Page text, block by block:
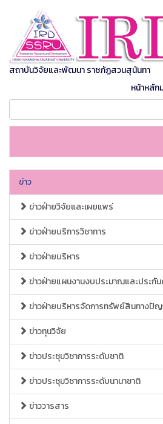
สถาบันวิจัยและพัฒนา ราชภัฏสวนสุนันทา
หน้าหลัก
ข่าว
ข่าวฝ่ายวิจัยและเผยแพร่
ข่าวฝ่ายบริการวิชาการ
ข่าวฝ่ายบริหาร
ข่าวฝ่ายแผนงานงบประมาณและประกั
ข่าวฝ่ายบริหารจัดการทรัพย์สินทางปัญ
ข่าวทุนวิจัย
ข่าวประชุมวิชาการระดับชาติ
ข่าวประชุมวิชาการระดับนานาชาติ
ข่าววารสาร